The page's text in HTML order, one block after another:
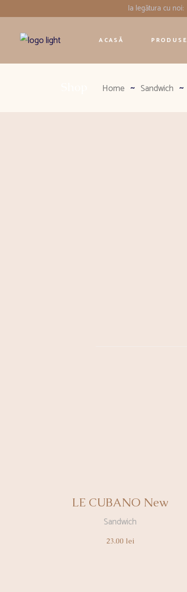
Ia legătura cu noi:
ACASĂ PRODUSE
Home Sandwich
LE CUBANO New
Sandwich
23.00 lei